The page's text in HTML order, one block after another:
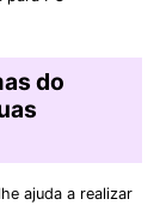
do
ajuda a realizar